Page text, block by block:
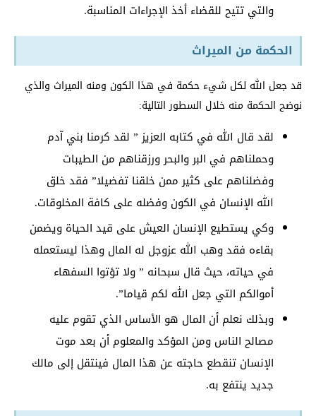
والتي تتيح للقضاء أخذ الإجراءات المناسبة.
الحكمة من الميراث
قد جعل الله لكل شيء حكمة في هذا الكون ومنه الميراث والذي
نوضح الحكمة منه خلال السطور التالية:
لقد قال الله في كتابه العزيز ” لقد كرمنا بني آدم
وحملناهم في البر والبحر ورزقناهم من الطيبات
وفضلناهم على كثير ممن خلقنا تفضيلا” فقد خلق
الله الإنسان في الكون وفضله على كافة المخلوقات.
وكي يستطيع الإنسان العيش على قيد الحياة ويضمن
بقاءه فقد وهب الله عزوجل له المال وهذا ليستعمله
في حياته، حيث قال سبحانه ” ولا تؤتوا السفهاء
أموالكم التي جعل الله لكم قياما”.
وبذلك نعلم أن المال هو الأساس الذي تقوم عليه
مصالح الناس ومن المؤكد والمعلوم أن بعد موت
الإنسان تنقطع حاجته عن هذا المال فينتقل إلى مالك
جديد ينتفع به.